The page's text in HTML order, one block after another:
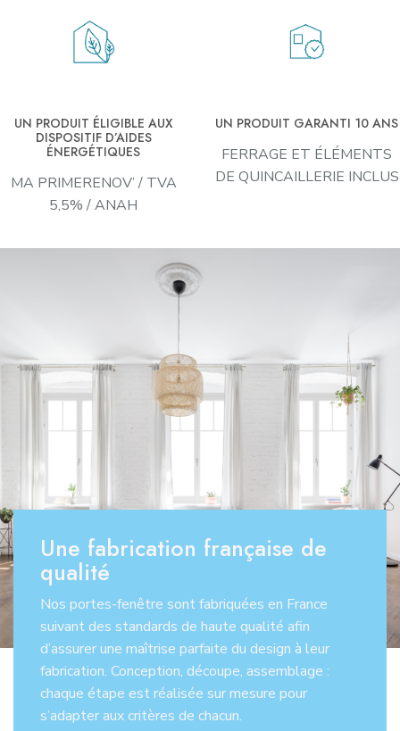
UN PRODUIT ÉLIGIBLE AUX
DISPOSITIF D’AIDES
ÉNERGÉTIQUES
MA PRIMERENOV’ / TVA
5,5% / ANAH
UN PRODUIT GARANTI 10 ANS
FERRAGE ET ÉLÉMENTS
DE QUINCAILLERIE INCLUS
Une fabrication française de
qualité
Nos portes-fenêtre sont fabriquées en France
suivant des standards de haute qualité afin
d’assurer une maîtrise parfaite du design à leur
fabrication. Conception, découpe, assemblage :
chaque étape est réalisée sur mesure pour
s’adapter aux critères de chacun.